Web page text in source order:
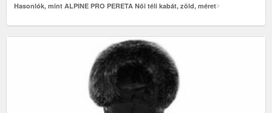
Hasonlók, mint ALPINE PRO PERETA Női téli kabát, zöld, méret